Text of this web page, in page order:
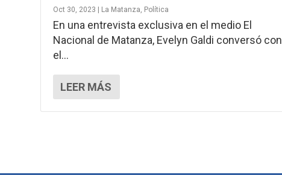
Oct 30, 2023 | La Matanza Política
En una entrevista exclusiva en el medio El
Nacional de Matanza, Evelyn Galdi conversó con
el...
LEER MÁS